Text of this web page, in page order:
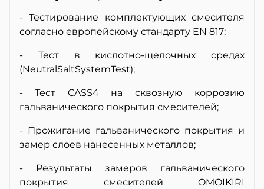
- Тестирование комплектующих смесителя
согласно европейскому стандарту EN 817;
- Тест в кислотно-щелочных средах
(NeutralSaltSystemTest);
- Тест CASS4 на сквозную коррозию
гальванического покрытия смесителей;
- Прожигание гальванического покрытия и
замер слоев нанесенных металлов;
- Результаты замеров гальванического
покрытия смесителей OMOIKIRI